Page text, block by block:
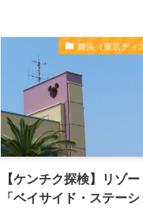
舞浜（東京ディ
【ケンチク探検】リゾ
「ベイサイド・ステー